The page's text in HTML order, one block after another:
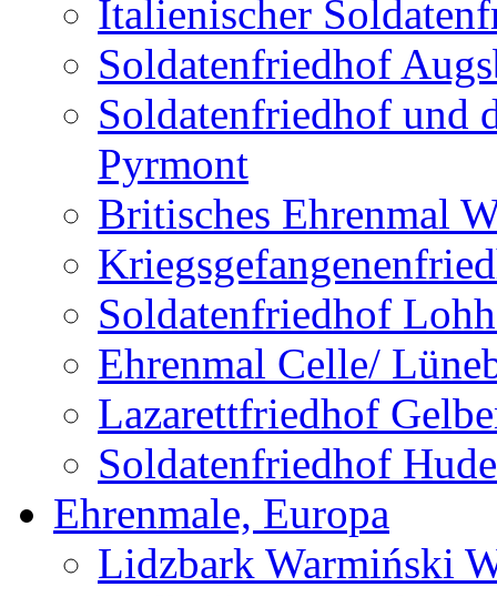
Italienischer
Soldatenfriedhof
Soldatenfriedhof und
Pyrmont
Britisches Ehrenmal
Soldatenfriedhof
Ehrenmal Celle/
Lazarettfriedhof
Soldatenfriedhof
Ehrenmale, Europa
Lidzbark Warmiński